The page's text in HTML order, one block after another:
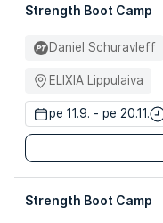
Strength Boot Camp
Daniel Schuravleff
ELIXIA Lippulaiva
pe 11.9. - pe 20.11.
Strength Boot Camp